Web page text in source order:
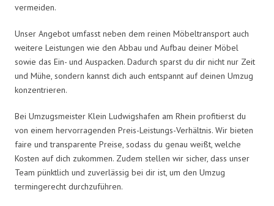
vermeiden.
Unser Angebot umfasst neben dem reinen Möbeltransport auch
weitere Leistungen wie den Abbau und Aufbau deiner Möbel
sowie das Ein- und Auspacken. Dadurch sparst du dir nicht nur Zeit
und Mühe, sondern kannst dich auch entspannt auf deinen Umzug
konzentrieren.
Bei Umzugsmeister Klein Ludwigshafen am Rhein profitierst du
von einem hervorragenden Preis-Leistungs-Verhältnis. Wir bieten
faire und transparente Preise, sodass du genau weißt, welche
Kosten auf dich zukommen. Zudem stellen wir sicher, dass unser
Team pünktlich und zuverlässig bei dir ist, um den Umzug
termingerecht durchzuführen.